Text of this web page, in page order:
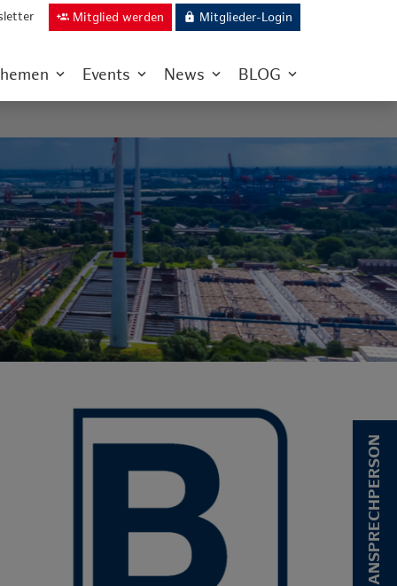
group_add Mitglied werden lock Mitglieder-Login
Events News BLOG
ANSPRECHPERSON